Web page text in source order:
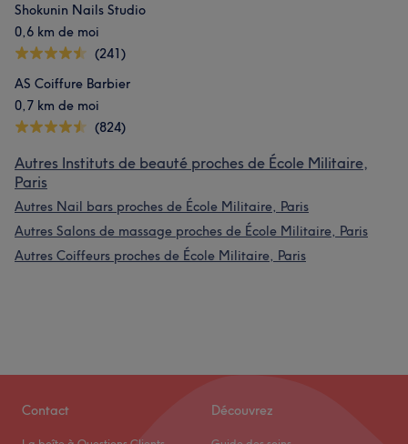
Shokunin Nails Studio
0,6 km de moi
(241)
AS Coiffure Barbier
0,7 km de moi
(824)
Autres Instituts de beauté proches de École Militaire,
Paris
Autres Nail bars proches de École Militaire, Paris
Autres Salons de massage proches de École Militaire, Paris
Autres Coiffeurs proches de École Militaire, Paris
Contact Découvrez